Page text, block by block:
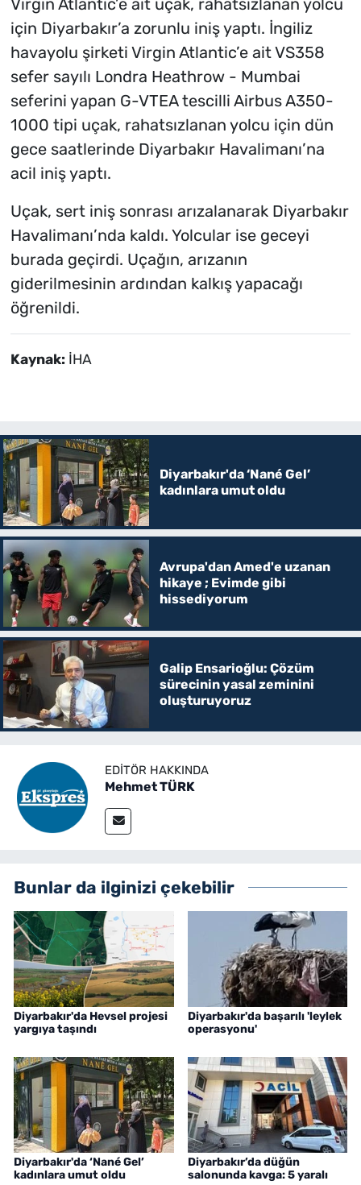
için Diyarbakır’a zorunlu iniş yaptı. İngiliz
havayolu şirketi Virgin Atlantic’e ait VS358
sefer sayılı Londra Heathrow - Mumbai
seferini yapan G-VTEA tescilli Airbus A350-
1000 tipi uçak, rahatsızlanan yolcu için dün
gece saatlerinde Diyarbakır Havalimanı’na
acil iniş yaptı.
Uçak, sert iniş sonrası arızalanarak Diyarbakır
Havalimanı’nda kaldı. Yolcular ise geceyi
burada geçirdi. Uçağın, arızanın
giderilmesinin ardından kalkış yapacağı
öğrenildi.
Kaynak: İHA
Diyarbakır'da ‘Nané Gel’
kadınlara umut oldu
Avrupa'dan Amed'e uzanan
hikaye ; Evimde gibi
hissediyorum
Galip Ensarioğlu: Çözüm
sürecinin yasal zeminini
oluşturuyoruz
EDITÖR HAKKINDA
Mehmet TÜRK
Bunlar da ilginizi çekebilir
Diyarbakır'da Hevsel projesi
yargıya taşındı
Diyarbakır'da başarılı 'leylek
operasyonu'
Diyarbakır'da ‘Nané Gel’
kadınlara umut oldu
Diyarbakır’da düğün
salonunda kavga: 5 yaralı